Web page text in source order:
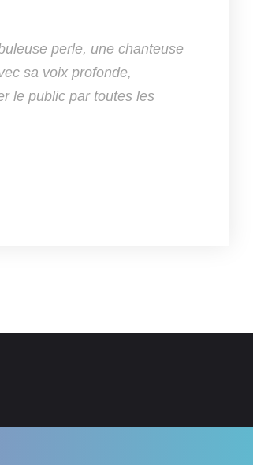
perle, une chanteuse
sa voix profonde,
le public par toutes les